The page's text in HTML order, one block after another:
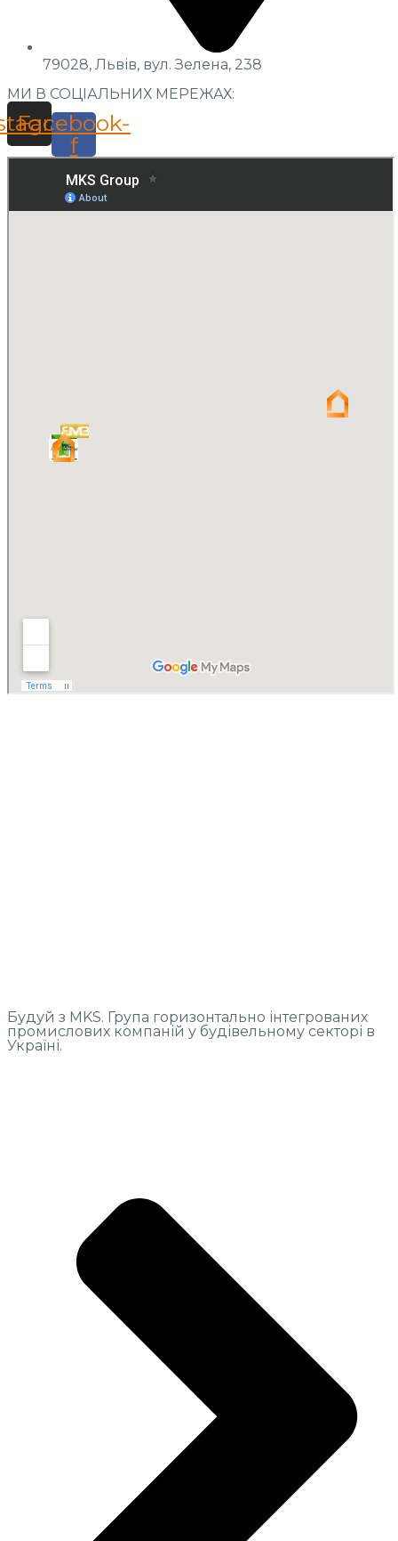
79028, Львів, вул. Зелена, 238
МИ В СОЦІАЛЬНИХ МЕРЕЖАХ:
Facebook-
f
Будуй з MKS. Група горизонтально інтегрованих
промислових компаній у будівельному секторі в
Україні.